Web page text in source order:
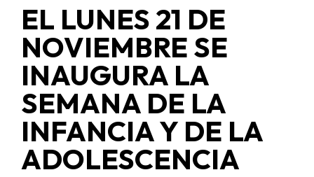
EL LUNES 21 DE
NOVIEMBRE SE
INAUGURA LA
SEMANA DE LA
INFANCIA Y DE LA
ADOLESCENCIA